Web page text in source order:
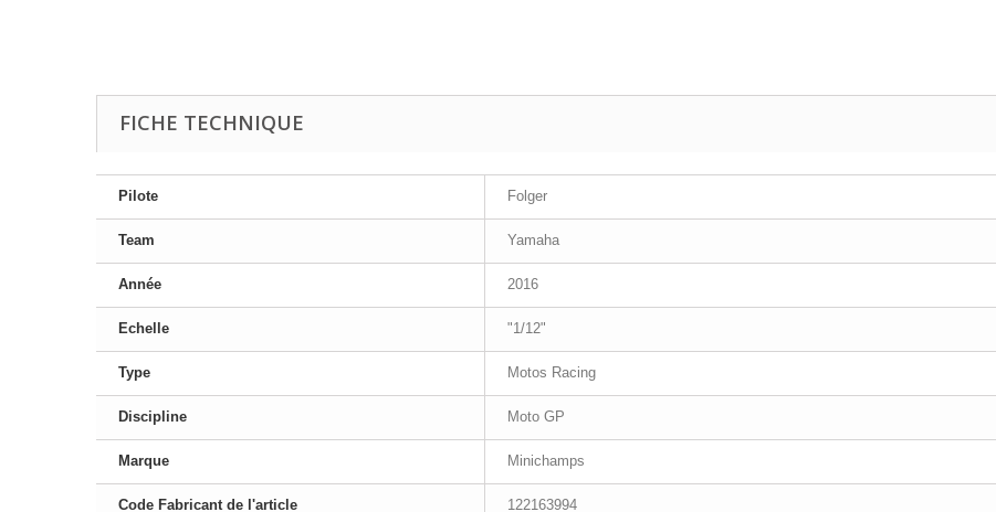
FICHE TECHNIQUE
Pilote Folger
Team Yamaha
Année 2016
Echelle "1/12"
Type Motos Racing
Discipline Moto GP
Marque Minichamps
Code Fabricant de l'article 122163994